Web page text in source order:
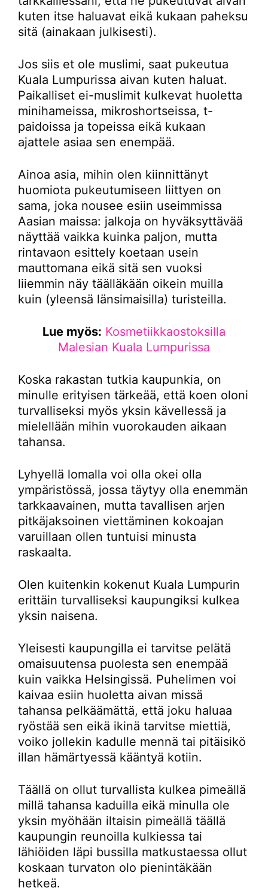
kuten itse haluavat eikä kukaan paheksu
sitä (ainakaan julkisesti).
Jos siis et ole muslimi, saat pukeutua
Kuala Lumpurissa aivan kuten haluat.
Paikalliset ei-muslimit kulkevat huoletta
minihameissa, mikroshortseissa, t-
paidoissa ja topeissa eikä kukaan
ajattele asiaa sen enempää.
Ainoa asia, mihin olen kiinnittänyt
huomiota pukeutumiseen liittyen on
sama, joka nousee esiin useimmissa
Aasian maissa: jalkoja on hyväksyttävää
näyttää vaikka kuinka paljon, mutta
rintavaon esittely koetaan usein
mauttomana eikä sitä sen vuoksi
liiemmin näy täälläkään oikein muilla
kuin (yleensä länsimaisilla) turisteilla.
Lue myös: Kosmetiikkaostoksilla
Malesian Kuala Lumpurissa
Koska rakastan tutkia kaupunkia, on
minulle erityisen tärkeää, että koen oloni
turvalliseksi myös yksin kävellessä ja
mielellään mihin vuorokauden aikaan
tahansa.
Lyhyellä lomalla voi olla okei olla
ympäristössä, jossa täytyy olla enemmän
tarkkaavainen, mutta tavallisen arjen
pitkäjaksoinen viettäminen kokoajan
varuillaan ollen tuntuisi minusta
raskaalta.
Olen kuitenkin kokenut Kuala Lumpurin
erittäin turvalliseksi kaupungiksi kulkea
yksin naisena.
Yleisesti kaupungilla ei tarvitse pelätä
omaisuutensa puolesta sen enempää
kuin vaikka Helsingissä. Puhelimen voi
kaivaa esiin huoletta aivan missä
tahansa pelkäämättä, että joku haluaa
ryöstää sen eikä ikinä tarvitse miettiä,
voiko jollekin kadulle mennä tai pitäisikö
illan hämärtyessä kääntyä kotiin.
Täällä on ollut turvallista kulkea pimeällä
millä tahansa kaduilla eikä minulla ole
yksin myöhään iltaisin pimeällä täällä
kaupungin reunoilla kulkiessa tai
lähiöiden läpi bussilla matkustaessa ollut
koskaan turvaton olo pienintäkään
hetkeä.